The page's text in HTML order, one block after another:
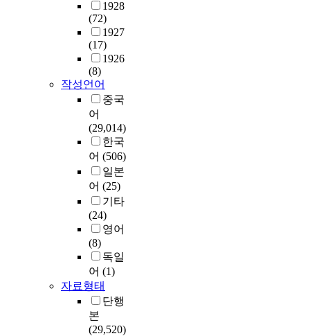
1928
(72)
1927
(17)
1926
(8)
작성언어
중국
어
(29,014)
한국
어 (506)
일본
어 (25)
기타
(24)
영어
(8)
독일
어 (1)
자료형태
단행
본
(29,520)